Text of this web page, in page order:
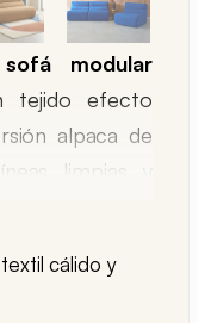
sofá modular
tejido efecto
alpaca de
limpias y
vacío.
cálido y